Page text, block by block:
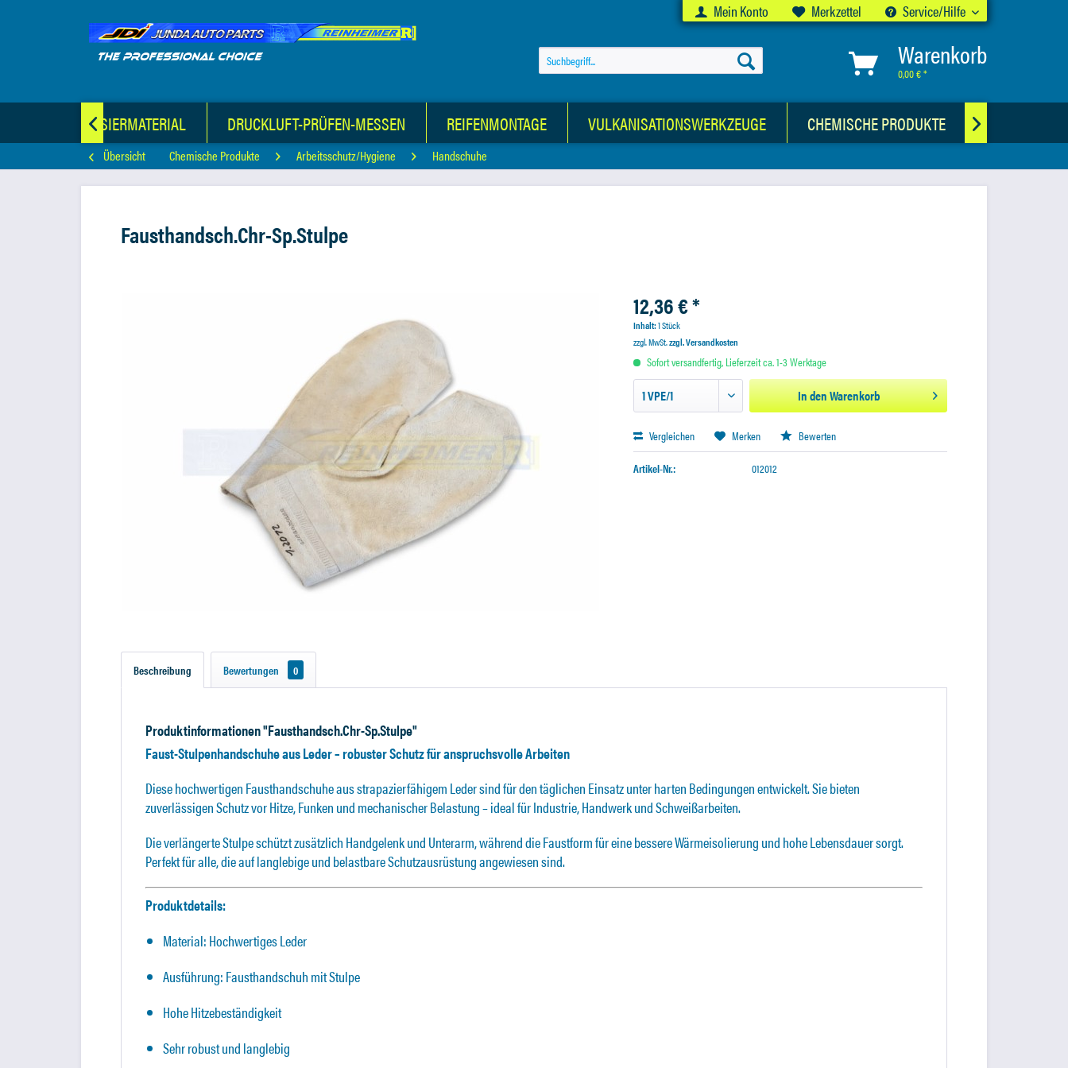
Mein Konto Merkzettel Service/Hilfe
Warenkorb
0,00 € *
VULKANISIERMATERIAL DRUCKLUFT-PRÜFEN-MESSEN REIFENMONTAGE VULKANISATIONSWERKZEUGE CHEMISCHE PRODUKTE
 
Übersicht Chemische Produkte Arbeitsschutz/Hygiene Handschuhe
Fausthandsch.Chr-Sp.Stulpe
12,36 € *
Inhalt:1 Stück
zzgl. MwSt.zzgl. Versandkosten
Sofort versandfertig, Lieferzeit ca. 1-3 Werktage
In denWarenkorb
Vergleichen Merken Bewerten
Artikel-Nr.: 012012
Beschreibung Bewertungen 0
Produktinformationen "Fausthandsch.Chr-Sp.Stulpe"
Faust-Stulpenhandschuhe aus Leder – robuster Schutz für anspruchsvolle Arbeiten
Diese hochwertigen Fausthandschuhe aus strapazierfähigem Leder sind für den täglichen Einsatz unter harten Bedingungen entwickelt. Sie bieten
zuverlässigen Schutz vor Hitze, Funken und mechanischer Belastung – ideal für Industrie, Handwerk und Schweißarbeiten.
Die verlängerte Stulpe schützt zusätzlich Handgelenk und Unterarm, während die Faustform für eine bessere Wärmeisolierung und hohe Lebensdauer sorgt.
Perfekt für alle, die auf langlebige und belastbare Schutzausrüstung angewiesen sind.
Produktdetails:
Material: Hochwertiges Leder
Ausführung: Fausthandschuh mit Stulpe
Hohe Hitzebeständigkeit
Sehr robust und langlebig